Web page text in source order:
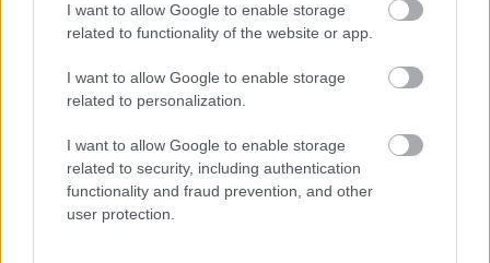
I want to allow Google to enable storage
related to functionality of the website or app.
I want to allow Google to enable storage
related to personalization.
I want to allow Google to enable storage
related to security, including authentication
functionality and fraud prevention, and other
user protection.
ΑΣΕΠ: Νέος γραπτός διαγωνισμός -
Μόνιμοι στο υπουργείο Εξωτερικών